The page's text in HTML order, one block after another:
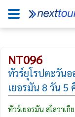
NT096
ทัวร์ยุโรปตะวันอ
เยอรมัน 8 วัน 5
ทัวร์เยอรมัน สโลวาเกี